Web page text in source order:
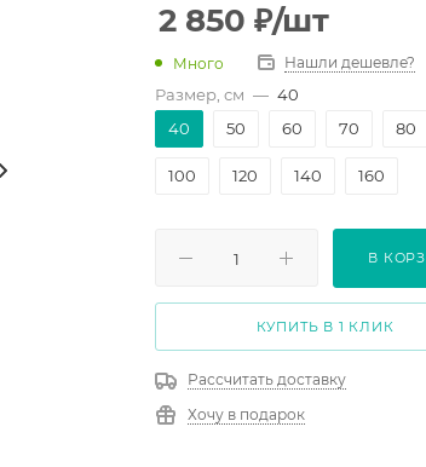
2 850 ₽/шт
Много Нашли дешевле?
Размер, см — 40
40
50 60 70 80
100 120 140 160
В
КУПИТЬ В 1 КЛИК
Рассчитать доставку
Хочу в подарок